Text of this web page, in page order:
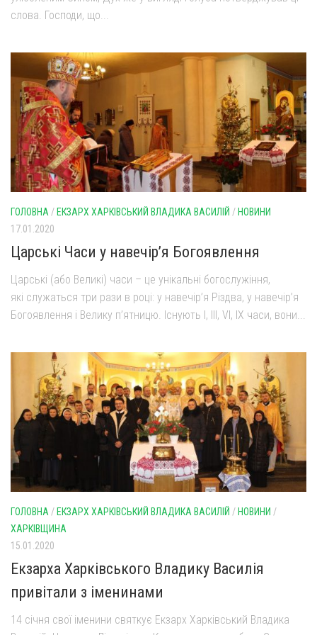
Оголошення
слова. Господи, що...
ГОЛОВНА /ЕКЗАРХ ХАРКІВСЬКИЙ ВЛАДИКА ВАСИЛІЙ /НОВИНИ
17.01.2020
Царські Часи у навечір’я Богоявлення
Царські (або Великі) часи – це унікальні богослужіння,
які служаться три рази в році: у навечір’я Різдва, у навечір’я
Богоявлення і Велику п’ятницю. Існують І, ІІІ, VІ, ІХ часи, вони...
ГОЛОВНА / ЕКЗАРХ ХАРКІВСЬКИЙ ВЛАДИКА ВАСИЛІЙ / НОВИНИ /
ХАРКІВЩИНА
15.01.2020
Екзарха Харківського Владику Василія
привітали з іменинами
14 січня свої іменини святкує Екзарх Харківський Владика